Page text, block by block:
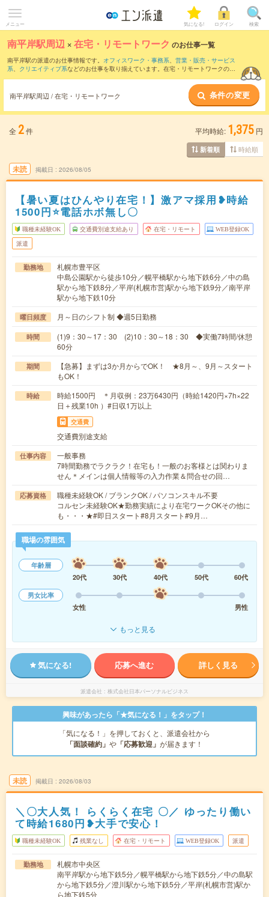
メニュー 気になる! ログイン 検索
南平岸駅周辺 ×在宅・リモートワーク のお仕事一覧
南平岸駅の派遣のお仕事情報です。 オフィスワーク・事務系、 営業・販売・サービス
系、 クリエイティブ系などのお仕事を取り揃えています。在宅・リモートワークの条
南平岸駅周辺 / 在宅・リモートワーク 条件の変更
全 2件 平均時給: 1,375 円
新着順 時給順
未読 掲載日 2026/08/05
【暑い夏はひんやり在宅！】激アマ採用❥時給
1500円⭐電話ホボ無し〇
職種未経験OK 交通費別途支給あり 在宅・リモート WEB登録OK
派遣
勤務地
札幌市豊平区
中島公園駅から徒歩10分／幌平橋駅から地下鉄6分／中の島
駅から地下鉄8分／平岸(札幌市営)駅から地下鉄9分／南平岸
駅から地下鉄10分
曜日頻度 月～日のシフト制 ◆週5日勤務
時間
(1)9：30～17：30 (2)10：30～18：30 ◆実働7時間/休憩
60分
期間
【急募】まずは3か月からでOK！ ★8月～、9月～スタート
もOK！
時給
時給1500円 ＊月収例：23万6430円（時給1420円×7h×22
日＋残業10h ）#日収1万以上
交通費
交通費別途支給
仕事内容
一般事務
7時間勤務でラクラク！在宅も！一般のお客様とは関わりま
せん＊メインは個人情報等の入力作業＆問合せの回…
応募資格
職種未経験OK / ブランクOK / パソコンスキル不要
コルセン未経験OK★勤務実績により在宅ワークOKその他に
も・・・★#即日スタート#8月スタート#9月…
職場の雰囲気
年齢層
20代
30代 40代 50代
60代
男女比率
女性
男性
もっと見る
気になる! 応募へ進む 詳しく見る
派遣会社 株式会社日本パーソナルビジネス
興味があったら「★気になる！」をタップ！
「気になる！」を押しておくと、派遣会社から
「面談確約」 や 「応募歓迎」 が届きます！
未読 掲載日 2026/08/03
＼〇大人気！ らくらく在宅 〇／ ゆったり働い
て時給1680円❥大手で安心！
職種未経験OK 残業なし 在宅・リモート WEB登録OK 派遣
勤務地
札幌市中央区
南平岸駅から地下鉄5分／幌平橋駅から地下鉄5分／中の島駅
から地下鉄5分／澄川駅から地下鉄5分／平岸(札幌市営)駅か
ら地下鉄5分